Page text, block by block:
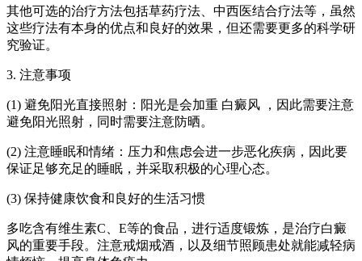
其他可选的治疗方法包括草药疗法、中西医结合疗法等，虽然
这些疗法有本身的优点和良好的效果，但还需要更多的科学研
究验证。
3. 注意事项
(1) 避免阳光直接照射：阳光是会加重 白癜风 ，因此需要注意
避免阳光照射，同时需要注意防晒。
(2) 注意睡眠和情绪：压力和焦虑会进一步恶化疾病，因此要
保证足够充足的睡眠，并采取积极的心理心态。
(3) 保持健康饮食和良好的生活习惯
多吃含有维生素C、E等的食品，进行适度锻炼，是治疗白癜
风的重要手段。注意戒烟戒酒，以及细节照顾患处就能减轻病